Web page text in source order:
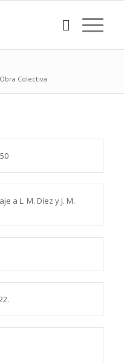
Obra Colectiva
a L. M. Díez y J. M.